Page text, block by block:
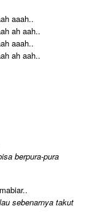
aaah..
ah aah..
aaah..
ah aah..
berpura-pura
sebenarnya takut